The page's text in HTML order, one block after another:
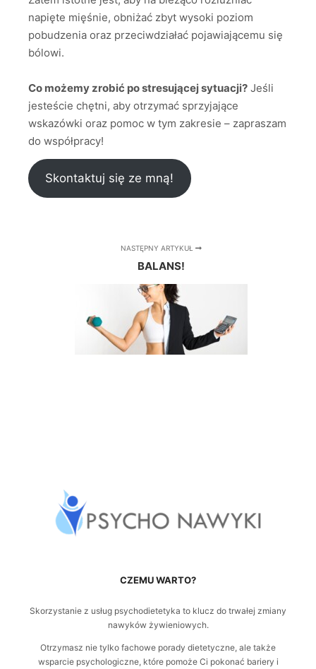
napięte mięśnie, obniżać zbyt wysoki poziom
pobudzenia oraz przeciwdziałać pojawiającemu się
bólowi.
Co możemy zrobić po stresującej sytuacji? Jeśli
jesteście chętni, aby otrzymać sprzyjające
wskazówki oraz pomoc w tym zakresie – zapraszam
do współpracy!
Skontaktuj się ze mną!
NASTĘPNY ARTYKUŁ
BALANS!
CZEMU WARTO?
Skorzystanie z usług psychodietetyka to klucz do trwałej zmiany
nawyków żywieniowych.
Otrzymasz nie tylko fachowe porady dietetyczne, ale także
wsparcie psychologiczne, które pomoże Ci pokonać bariery i